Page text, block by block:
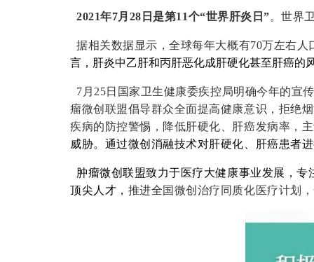
2021年7月28日是第11个“世界肝炎日”。世界
据相关数据显示，全球每年大概有70万左右人
言，肝炎中乙肝和丙肝恶化成肝硬化甚至肝癌的
7 月25日国家卫生健康委疾控局明确今年的宣
瘤微创联盟倡导群众全面提高健康意识，拒绝
疾病的防控警惕，降低肝硬化、肝癌发病率，
威胁。通过微创消融技术对肝硬化、肝癌患者
肿瘤微创联盟致力于医疗大健康事业发展，
顶尖人才， 推进全国微创治疗同质化医疗计划